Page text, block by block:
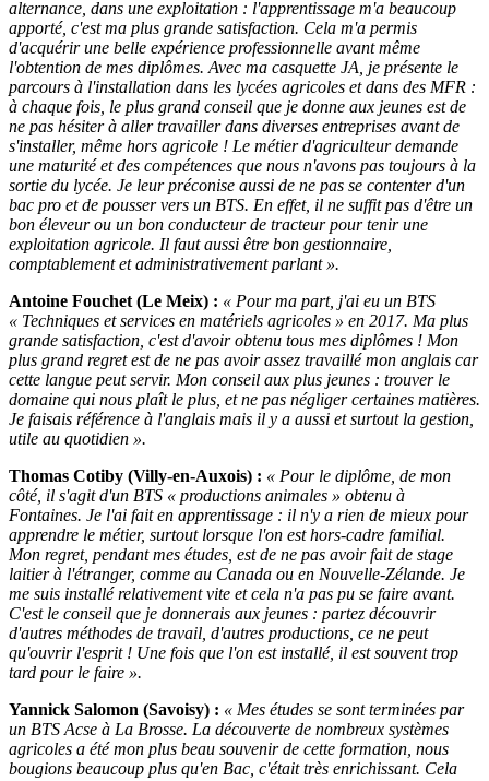
alternance, dans une exploitation : l'apprentissage m'a beaucoup
apporté, c'est ma plus grande satisfaction. Cela m'a permis
d'acquérir une belle expérience professionnelle avant même
l'obtention de mes diplômes. Avec ma casquette JA, je présente le
parcours à l'installation dans les lycées agricoles et dans des MFR :
à chaque fois, le plus grand conseil que je donne aux jeunes est de
ne pas hésiter à aller travailler dans diverses entreprises avant de
s'installer, même hors agricole ! Le métier d'agriculteur demande
une maturité et des compétences que nous n'avons pas toujours à la
sortie du lycée. Je leur préconise aussi de ne pas se contenter d'un
bac pro et de pousser vers un BTS. En effet, il ne suffit pas d'être un
bon éleveur ou un bon conducteur de tracteur pour tenir une
exploitation agricole. Il faut aussi être bon gestionnaire,
comptablement et administrativement parlant ».
Antoine Fouchet (Le Meix) : « Pour ma part, j'ai eu un BTS
« Techniques et services en matériels agricoles » en 2017. Ma plus
grande satisfaction, c'est d'avoir obtenu tous mes diplômes ! Mon
plus grand regret est de ne pas avoir assez travaillé mon anglais car
cette langue peut servir. Mon conseil aux plus jeunes : trouver le
domaine qui nous plaît le plus, et ne pas négliger certaines matières.
Je faisais référence à l'anglais mais il y a aussi et surtout la gestion,
utile au quotidien ».
Thomas Cotiby (Villy-en-Auxois) : « Pour le diplôme, de mon
côté, il s'agit d'un BTS « productions animales » obtenu à
Fontaines. Je l'ai fait en apprentissage : il n'y a rien de mieux pour
apprendre le métier, surtout lorsque l'on est hors-cadre familial.
Mon regret, pendant mes études, est de ne pas avoir fait de stage
laitier à l'étranger, comme au Canada ou en Nouvelle-Zélande. Je
me suis installé relativement vite et cela n'a pas pu se faire avant.
C'est le conseil que je donnerais aux jeunes : partez découvrir
d'autres méthodes de travail, d'autres productions, ce ne peut
qu'ouvrir l'esprit ! Une fois que l'on est installé, il est souvent trop
tard pour le faire ».
Yannick Salomon (Savoisy) : « Mes études se sont terminées par
un BTS Acse à La Brosse. La découverte de nombreux systèmes
agricoles a été mon plus beau souvenir de cette formation, nous
bougions beaucoup plus qu'en Bac, c'était très enrichissant. Cela